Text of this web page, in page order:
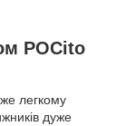
POCito
легкому
дуже